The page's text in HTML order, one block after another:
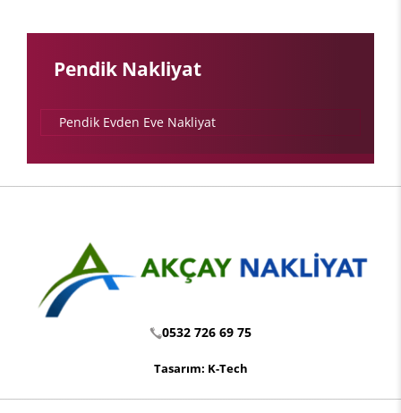
Pendik Nakliyat
Pendik Evden Eve Nakliyat
0532 726 69 75
Tasarım: K-Tech